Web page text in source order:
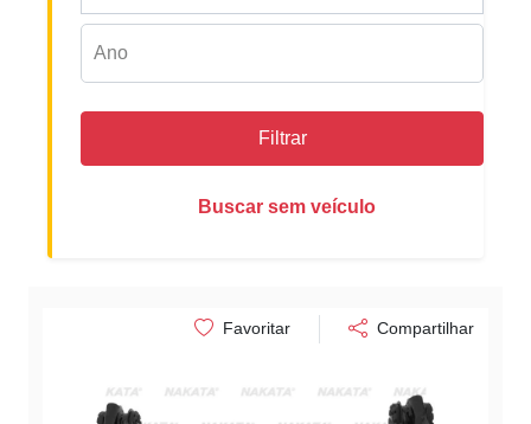
Filtrar
Buscar sem veículo
Favoritar Compartilhar